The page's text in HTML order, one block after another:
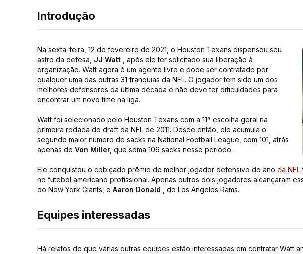
Introdução
Na sexta-feira, 12 de fevereiro de 2021, o Houston Texans dispensou seu
astro da defesa, JJ Watt, após ele ter solicitado sua liberação à
organização. Watt agora é um agente livre e pode ser contratado por
qualquer uma das outras 31 franquias da NFL. O jogador tem sido um dos
melhores defensores da última década e não deve ter dificuldades para
encontrar um novo time na liga.
Watt foi selecionado pelo Houston Texans com a 11ª escolha geral na
primeira rodada do draft da NFL de 2011. Desde então, ele acumula o
segundo maior número de sacks na National Football League, com 101, atrás
apenas de Von Miller, que soma 106 sacks nesse período.
Ele conquistou o cobiçado prêmio de melhor jogador defensivo do ano da NFL
no futebol americano profissional. Apenas outros dois jogadores alcançaram
do New York Giants, e Aaron Donald , do Los Angeles Rams.
Equipes interessadas
Há relatos de que várias outras equipes estão interessadas em contratar Watt